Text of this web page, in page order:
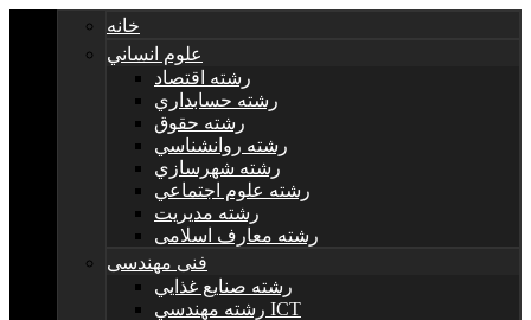
خانه
علوم انساني
رشته اقتصاد
رشته حسابداري
رشته حقوق
رشته روانشناسي
رشته شهرسازي
رشته علوم اجتماعي
رشته مديريت
رشته معارف اسلامی
فنی مهندسی
رشته صنايع غذايي
رشته مهندسي ICT